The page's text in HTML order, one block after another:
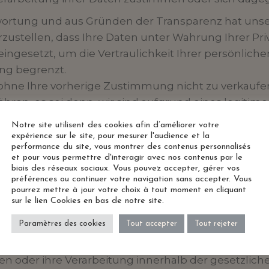
und aus Gründen der Transparenz hat
dass Ihre Daten unter Wahrung Ihrer
um die Vertraulichkeit Ihrer
begrenzt.
Ihre vorherige Zustimmung nicht zu
es sei denn, wir sind aufgrund eines
von Betrug oder Missbrauch, Ausübung
dies erforderlich ist: um Sie zu kontaktieren,
Leistungen zu gewährleisten, die
Ihnen unsere Neuigkeiten und
mehr von uns erhalten oder in irgendeiner
Rechte:
zu verlangen
oder zu aktualisieren
oder ihre Verarbeitung innerhalb der
Notre site utilisent des cookies afin d’améliorer votre
expérience sur le site, pour mesurer l'audience et la
performance du site, vous montrer des contenus personnalisés
et pour vous permettre d'interagir avec nos contenus par le
biais des réseaux sociaux. Vous pouvez accepter, gérer vos
préférences ou continuer votre navigation sans accepter. Vous
pourrez mettre à jour votre choix à tout moment en cliquant
sur le lien Cookies en bas de notre site.
Paramètres des cookies Tout accepter Tout rejeter